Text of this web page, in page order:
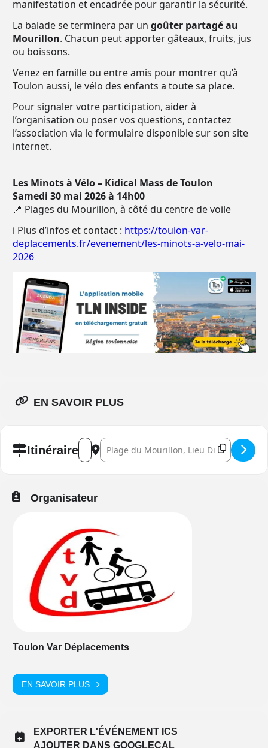
manifestation et encadrée pour garantir la sécurité.
La balade se terminera par un goûter partagé au
Mourillon. Chacun peut apporter gâteaux, fruits, jus
ou boissons.
Venez en famille ou entre amis pour montrer qu’à
Toulon aussi, le vélo des enfants a toute sa place.
Pour signaler votre participation, aider à
l’organisation ou poser vos questions, contactez
l’association via le formulaire disponible sur son site
internet.
Les Minots à Vélo – Kidical Mass de Toulon
Samedi 30 mai 2026 à 14h00
📍 Plages du Mourillon, à côté du centre de voile
ℹ️ Plus d’infos et contact : https://toulon-var-
deplacements.fr/evenement/les-minots-a-velo-mai-
2026
EN SAVOIR PLUS
ItinéraireAddress - Les Minots à Vélo 2026 []
Destination Address - Les Minots à Vélo
Organisateur
Toulon Var Déplacements
EN SAVOIR PLUS
EXPORTER L'ÉVÉNEMENT ICS
AJOUTER DANS GOOGLECAL